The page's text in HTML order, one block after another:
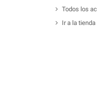
Todos los
Ir a la tienda